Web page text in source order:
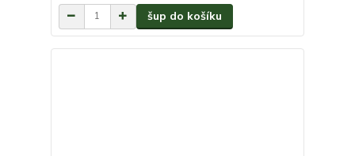
šup do košíku